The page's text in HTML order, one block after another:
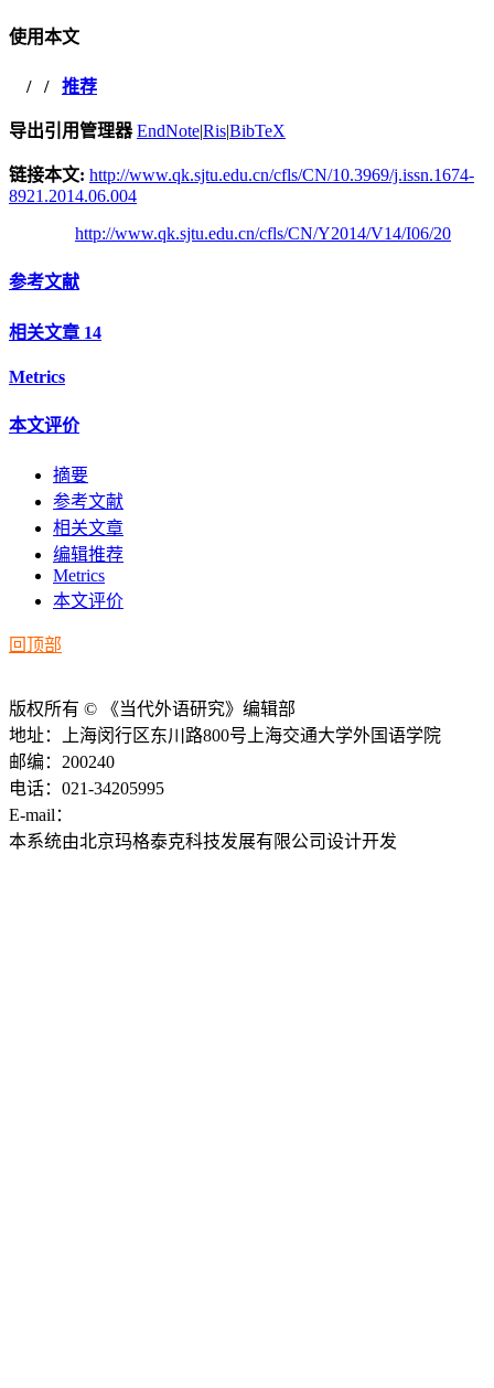
使用本文
/ / 推荐
导出引用管理器 EndNote|Ris|BibTeX
链接本文: http://www.qk.sjtu.edu.cn/cfls/CN/10.3969/j.issn.1674-
8921.2014.06.004
http://www.qk.sjtu.edu.cn/cfls/CN/Y2014/V14/I06/20
参考文献
相关文章 14
Metrics
本文评价
摘要
参考文献
相关文章
编辑推荐
Metrics
本文评价
回顶部
版权所有 © 《当代外语研究》编辑部
地址：上海闵行区东川路800号上海交通大学外国语学院
邮编：200240
电话：021-34205995
E-mail：
本系统由北京玛格泰克科技发展有限公司设计开发